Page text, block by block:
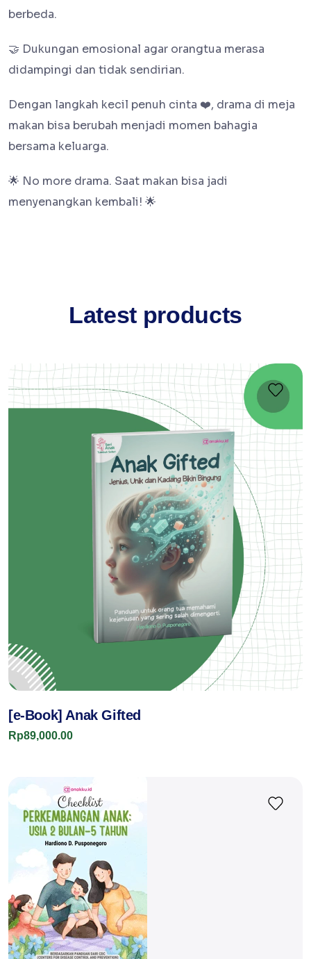
berbeda.
🤝 Dukungan emosional agar orangtua merasa
didampingi dan tidak sendirian.
Dengan langkah kecil penuh cinta ❤️, drama di meja
makan bisa berubah menjadi momen bahagia
bersama keluarga.
🌟 No more drama. Saat makan bisa jadi
menyenangkan kembali! 🌟
Latest products
[e-Book] Anak Gifted
Rp89,000.00